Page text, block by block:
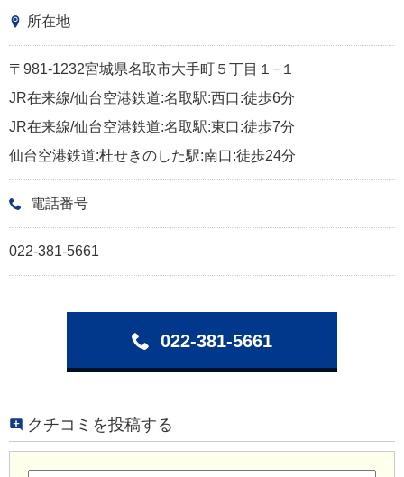
所在地
〒981-1232宮城県名取市大手町５丁目１−１
JR在来線/仙台空港鉄道:名取駅:西口:徒歩6分
JR在来線/仙台空港鉄道:名取駅:東口:徒歩7分
仙台空港鉄道:杜せきのした駅:南口:徒歩24分
電話番号
022-381-5661
022-381-5661
クチコミを投稿する